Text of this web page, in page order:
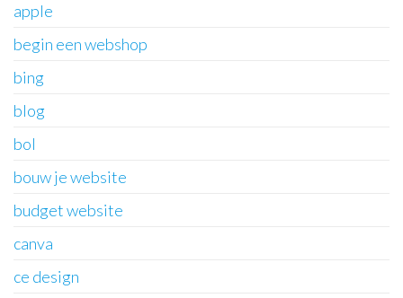
apple
begin een webshop
bing
blog
bol
bouw je website
budget website
canva
ce design